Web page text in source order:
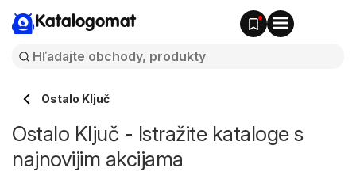
Katalogomat
Ostalo Ključ
Ostalo Ključ - Istražite kataloge s
najnovijim akcijama